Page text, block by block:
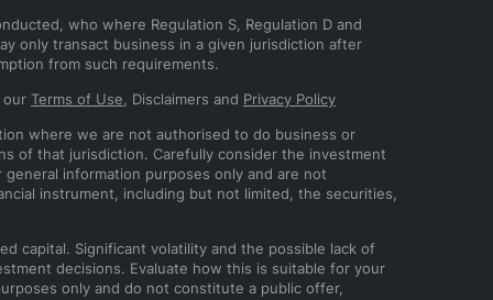
who where Regulation S, Regulation D and
only transact business in a given jurisdiction after
from such requirements.
our Terms of Use , Disclaimers and Privacy Policy
where we are not authorised to do business or
of that jurisdiction. Carefully consider the investment
information purposes only and are not
instrument, including but not limited, the securities,
capital. Significant volatility and the possible lack of
decisions. Evaluate how this is suitable for your
only and do not constitute a public offer,